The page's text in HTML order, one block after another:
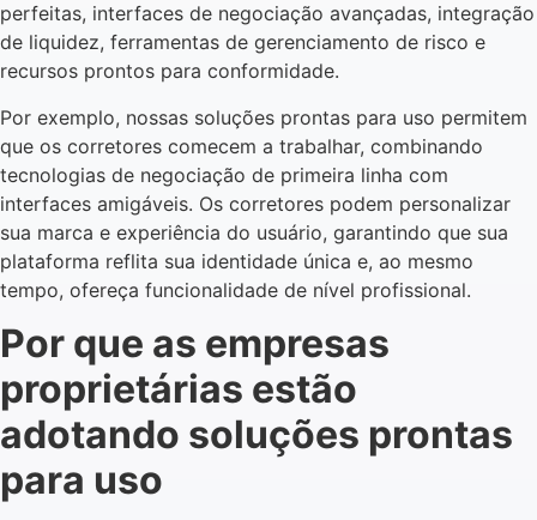
perfeitas, interfaces de negociação avançadas, integração
de liquidez, ferramentas de gerenciamento de risco e
recursos prontos para conformidade.
Por exemplo, nossas soluções prontas para uso permitem
que os corretores comecem a trabalhar, combinando
tecnologias de negociação de primeira linha com
interfaces amigáveis. Os corretores podem personalizar
sua marca e experiência do usuário, garantindo que sua
plataforma reflita sua identidade única e, ao mesmo
tempo, ofereça funcionalidade de nível profissional.
Por que as empresas
proprietárias estão
adotando soluções prontas
para uso